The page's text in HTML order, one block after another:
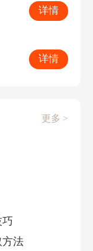
详情
详情
更多 >
方法